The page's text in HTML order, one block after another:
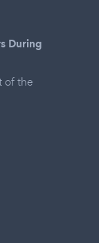
During
of the